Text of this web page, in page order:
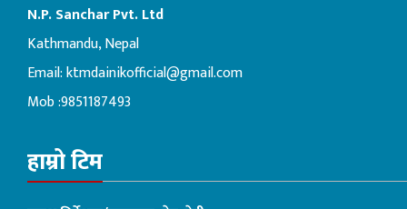
N.P. Sanchar Pvt. Ltd
Kathmandu, Nepal
Email:ktmdainikofficial@gmail.com
Mob :9851187493
हाम्रो टिम